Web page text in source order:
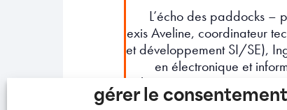
gérer le consentement
L’écho des paddocks –
Alexis Aveline, coordinateur
et développement SI/SE),
en électronique et
embarquée. Formation INSA
appliqué au traitement de la